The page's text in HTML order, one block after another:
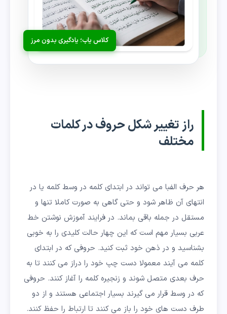
کلاس یاب؛ یادگیری بدون مرز
راز تغییر شکل حروف در کلمات
مختلف
هر حرف الفبا می تواند در ابتدای کلمه در وسط کلمه یا در
انتهای آن ظاهر شود و حتی گاهی به صورت کاملا تنها و
مستقل در جمله باقی بماند. در فرایند آموزش نوشتن خط
عربی بسیار مهم است که این چهار حالت کلیدی را به خوبی
بشناسید و در ذهن خود ثبت کنید. حروفی که در ابتدای
کلمه می آیند معمولا دست چپ خود را دراز می کنند تا به
حرف بعدی متصل شوند و زنجیره کلمه را آغاز کنند. حروفی
که در وسط قرار می گیرند بسیار اجتماعی هستند و از دو
طرف دست های خود را باز می کنند تا ارتباط را حفظ کنند.